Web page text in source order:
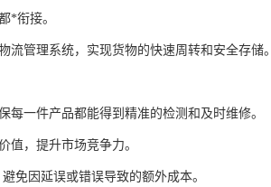
*衔接。
管理系统，实现货物的快速周转和安全存储。
一件产品都能得到精准的检测和及时维修。
值，提升市场竞争力。
免因延误或错误导致的额外成本。